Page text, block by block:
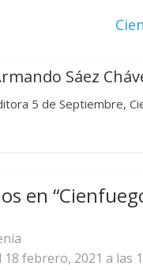
Sáez
5 de Septiembre,
en “
18 febrero, 2021 a las